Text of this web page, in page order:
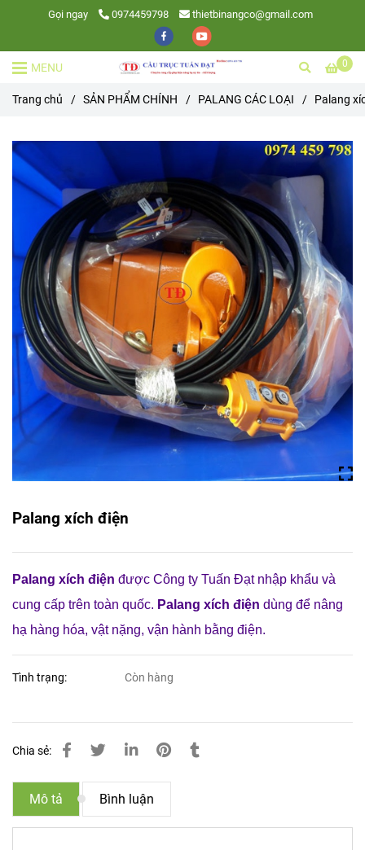
Gọi ngay 0974459798 thietbinangco@gmail.com
0
MENU
Trang chủ / SẢN PHẨM CHÍNH / PALANG CÁC LOẠI / Palang
Palang xích điện
Palang xích điện được Công ty Tuấn Đạt nhập khẩu và
cung cấp trên toàn quốc. Palang xích điện dùng để nâng
hạ hàng hóa, vật nặng, vận hành bằng điện.
Tình trạng: Còn hàng
Chia sẻ:
Mô tả Bình luận